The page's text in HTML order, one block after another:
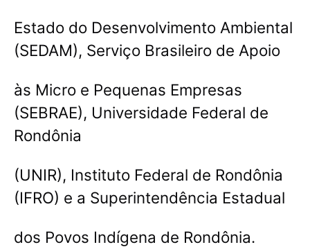
Estado do Desenvolvimento Ambiental
(SEDAM), Serviço Brasileiro de Apoio
às Micro e Pequenas Empresas
(SEBRAE), Universidade Federal de
Rondônia
(UNIR), Instituto Federal de Rondônia
(IFRO) e a Superintendência Estadual
dos Povos Indígena de Rondônia.